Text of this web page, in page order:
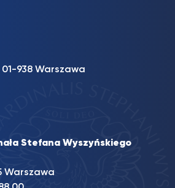
938 Warszawa
Stefana Wyszyńskiego
Warszawa